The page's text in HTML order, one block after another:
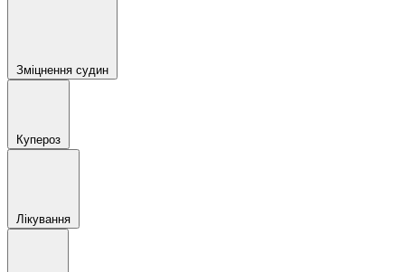
Зміцнення судин
Купероз
Лікування